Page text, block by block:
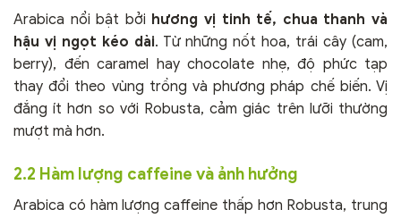
Arabica nổi bật bởi hương vị tinh tế, chua thanh và
hậu vị ngọt kéo dài. Từ những nốt hoa, trái cây (cam,
berry), đến caramel hay chocolate nhẹ, độ phức tạp
thay đổi theo vùng trồng và phương pháp chế biến. Vị
đắng ít hơn so với Robusta, cảm giác trên lưỡi thường
mượt mà hơn.
2.2 Hàm lượng caffeine và ảnh hưởng
Arabica có hàm lượng caffeine thấp hơn Robusta, trung